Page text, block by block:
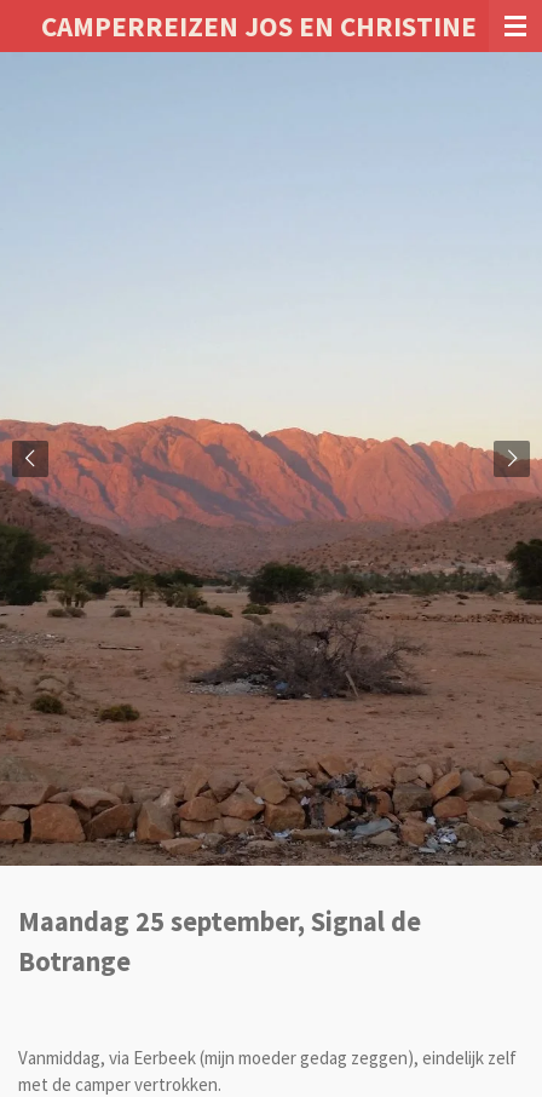
direct
CAMPERREIZEN JOS EN CHRISTINE
Maandag 25 september, Signal de
Botrange
Vanmiddag, via Eerbeek (mijn moeder gedag zeggen), eindelijk zelf
met de camper vertrokken.